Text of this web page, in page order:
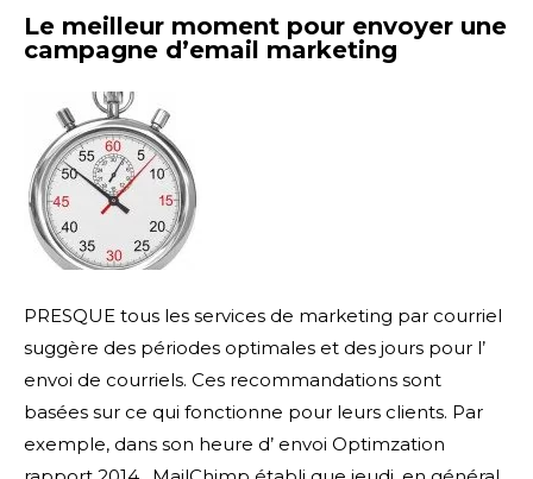
Le meilleur moment pour envoyer une
campagne d’email marketing
PRESQUE tous les services de marketing par courriel
suggère des périodes optimales et des jours pour l’
envoi de courriels. Ces recommandations sont
basées sur ce qui fonctionne pour leurs clients. Par
exemple, dans son heure d’ envoi Optimzation